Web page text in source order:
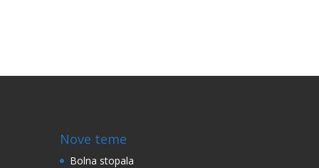
Nove teme
Bolna stopala